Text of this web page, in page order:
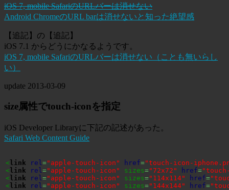
iOS 7, mobile SafariのURLバーは消せない
Android ChromeのURL barは消せないと知った絶望感
【追記】の【追記】
iOS 7.1 からどうにかなるようです。
iOS 7, mobile SafariのURLバーは消せない（ことも無いらし
い）
update 2013-03-09
size属性でtouch-iconを指定
iOS Developer Libraryに下記の記述があった。
Safari Web Content Guide
<link rel="apple-touch-icon" href="touch-icon-
<link rel="apple-touch-icon" sizes="72x72" href=
<link rel="apple-touch-icon" sizes="114x114" href=
<link rel="apple-touch-icon" sizes="144x144" href=